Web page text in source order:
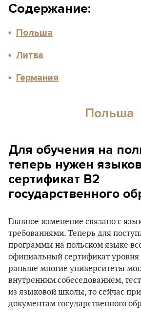
Содержание:
Польша
Литва
Германия
Польша
Для обучения на
теперь нужен
сертификат B2
государственного
Главное изменение связано с
требованиями. Теперь для
программы на польском языке
официальный сертификат
раньше многие университеты
внутренним собеседованием,
из языковой школы, то сейчас
документам государственного